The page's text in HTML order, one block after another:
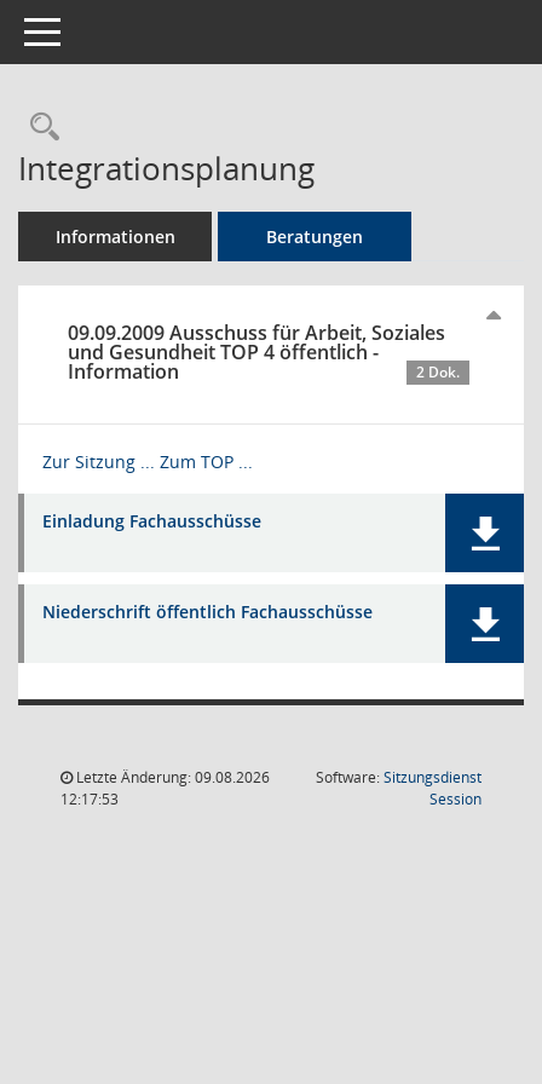
Toggle navigation
Rechercheauswahl
Integrationsplanung
Informationen Beratungen
09.09.2009 Ausschuss für Arbeit, Soziales
und Gesundheit TOP 4 öffentlich -
Information 2 Dok.
Zur Sitzung ... Zum TOP ...
Einladung Fachausschüsse
Niederschrift öffentlich Fachausschüsse
Letzte Änderung: 09.08.2026
12:17:53
Software:Sitzungsdienst
Session(Wird in